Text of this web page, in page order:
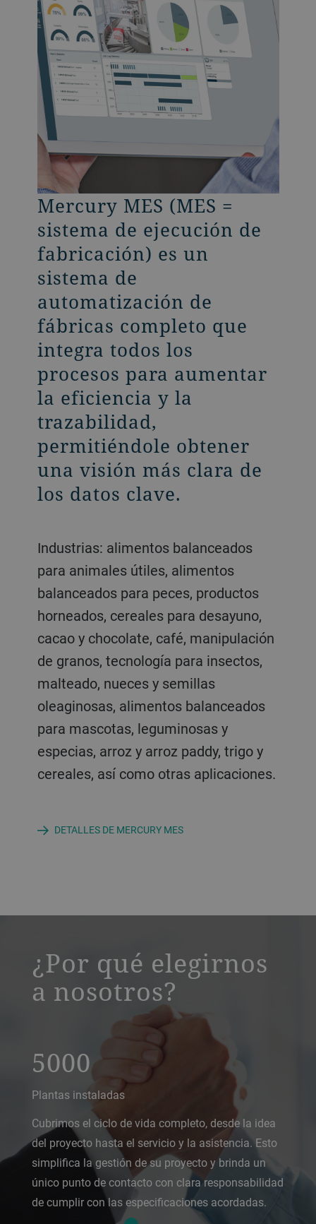
Mercury MES (MES =
sistema de ejecución de
fabricación) es un
sistema de
automatización de
fábricas completo que
integra todos los
procesos para aumentar
la eficiencia y la
trazabilidad,
permitiéndole obtener
una visión más clara de
los datos clave.
Industrias: alimentos balanceados
para animales útiles, alimentos
balanceados para peces, productos
horneados, cereales para desayuno,
cacao y chocolate, café, manipulación
de granos, tecnología para insectos,
malteado, nueces y semillas
oleaginosas, alimentos balanceados
para mascotas, leguminosas y
especias, arroz y arroz paddy, trigo y
cereales, así como otras aplicaciones.
DETALLES DE MERCURY MES
Mercury Nano se centra
en controlar la
producción, proteger la
instalación y monitorear
los parámetros de
producción
seleccionados. Está
diseñado
específicamente para
plantas pequeñas o
medianas con
parámetros de
producción simples y
Industrias: industria cervecera,
manipulación de cereales,
leguminosas y especias, arroz y arroz
paddy, trigo y cereales, así como otras
aplicaciones.
a decorative background image
¿Por qué elegirnos
a nosotros?
5000
Plantas instaladas
Cubrimos el ciclo de vida completo, desde la idea
del proyecto hasta el servicio y la asistencia. Esto
simplifica la gestión de su proyecto y brinda un
único punto de contacto con clara responsabilidad
de cumplir con las especificaciones acordadas.